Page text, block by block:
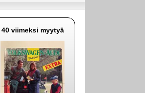
40 viimeksi myytyä